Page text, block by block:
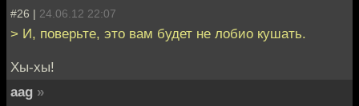
#26 | 24.06.12 22:07
> И, поверьте, это вам будет не лобио кушать.
Хы-хы!
aag »